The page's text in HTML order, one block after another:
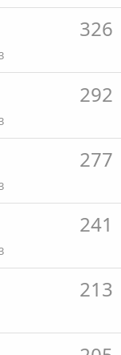
326
292
277
241
213